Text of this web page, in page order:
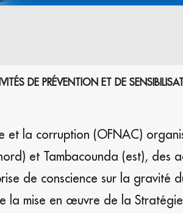
DE PRÉVENTION ET DE
et la corruption (OFNAC)
et Tambacounda (est), des
de conscience sur la gravité
la mise en œuvre de la